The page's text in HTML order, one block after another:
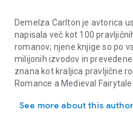
Demelza Carlton je avtorica
napisala več kot 100
romanov; njene knjige so po
milijonih izvodov in
znana kot kraljica pravljične
Romance a Medieval
ponovitev zgodb, s katerimi
See more about this author